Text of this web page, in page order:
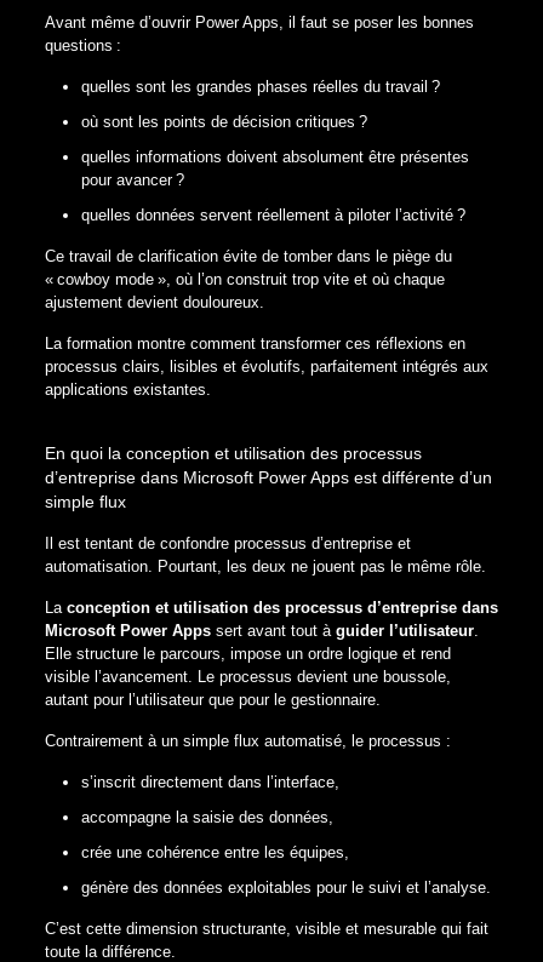
Avant même d’ouvrir Power Apps, il faut se poser les bonnes
questions :
quelles sont les grandes phases réelles du travail ?
où sont les points de décision critiques ?
quelles informations doivent absolument être présentes
pour avancer ?
quelles données servent réellement à piloter l’activité ?
Ce travail de clarification évite de tomber dans le piège du
« cowboy mode », où l’on construit trop vite et où chaque
ajustement devient douloureux.
La formation montre comment transformer ces réflexions en
processus clairs, lisibles et évolutifs, parfaitement intégrés aux
applications existantes.
En quoi la conception et utilisation des processus
d’entreprise dans Microsoft Power Apps est différente d’un
simple flux
Il est tentant de confondre processus d’entreprise et
automatisation. Pourtant, les deux ne jouent pas le même rôle.
La conception et utilisation des processus d’entreprise dans
Microsoft Power Appssert avant tout à guider l’utilisateur.
Elle structure le parcours, impose un ordre logique et rend
visible l’avancement. Le processus devient une boussole,
autant pour l’utilisateur que pour le gestionnaire.
Contrairement à un simple flux automatisé, le processus :
s’inscrit directement dans l’interface,
accompagne la saisie des données,
crée une cohérence entre les équipes,
génère des données exploitables pour le suivi et l’analyse.
C’est cette dimension structurante, visible et mesurable qui fait
toute la différence.